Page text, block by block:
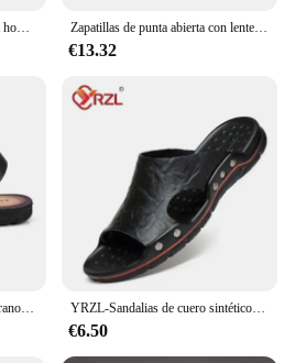
Zapatillas de punta abierta con lentejuelas para mujer, plataforma decorativa, mariquita, dulce, moda Popular, cómodas, tacón alto y grueso, novedad de verano
€13.32
YRZL-Sandalias de cuero sintético para hombre, zapatillas clásicas de verano, suaves, negras, ligeras, EVA
€6.50